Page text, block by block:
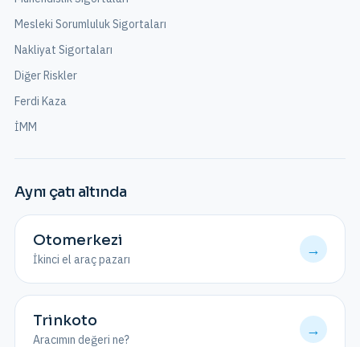
Mesleki Sorumluluk Sigortaları
Nakliyat Sigortaları
Diğer Riskler
Ferdi Kaza
İMM
Aynı çatı altında
Otomerkezi
İkinci el araç pazarı
→
Trinkoto
Aracımın değeri ne?
→